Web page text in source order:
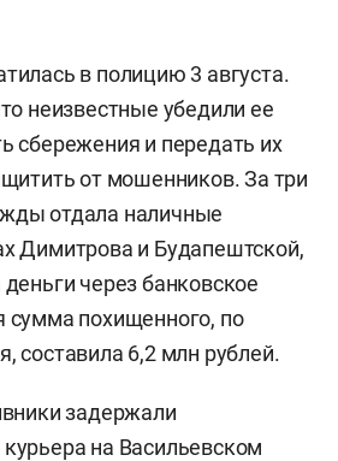
в полицию 3 августа.
неизвестные убедили ее
сбережения и передать их
от мошенников. За три
отдала наличные
Димитрова и Будапештской,
через банковское
сумма похищенного, по
составила 6,2 млн рублей.
задержали
на Васильевском